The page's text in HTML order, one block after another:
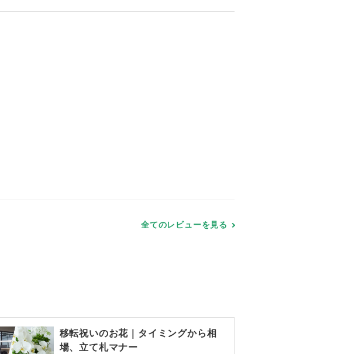
全てのレビューを見る
移転祝いのお花｜タイミングから相
場、立て札マナー